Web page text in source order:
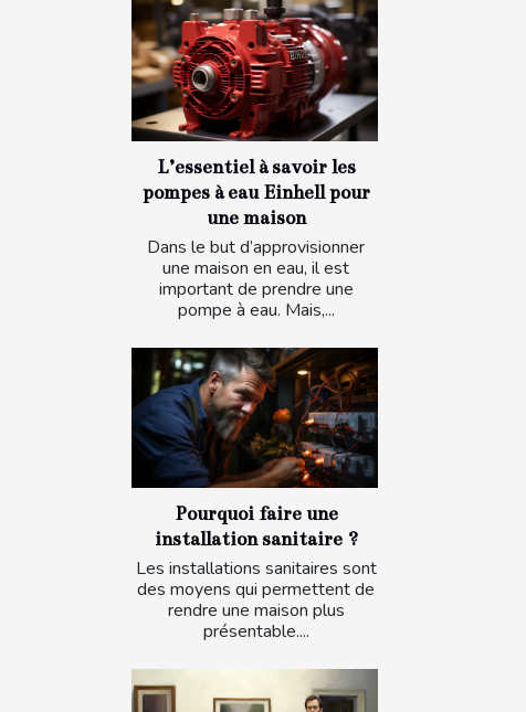
L’essentiel à savoir les
pompes à eau Einhell pour
une maison
Dans le but d’approvisionner
une maison en eau, il est
important de prendre une
pompe à eau. Mais,...
Pourquoi faire une
installation sanitaire ?
Les installations sanitaires sont
des moyens qui permettent de
rendre une maison plus
présentable....